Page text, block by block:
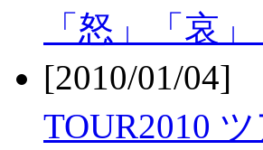
「怒」「哀
[2010/01/04]
TOUR2010